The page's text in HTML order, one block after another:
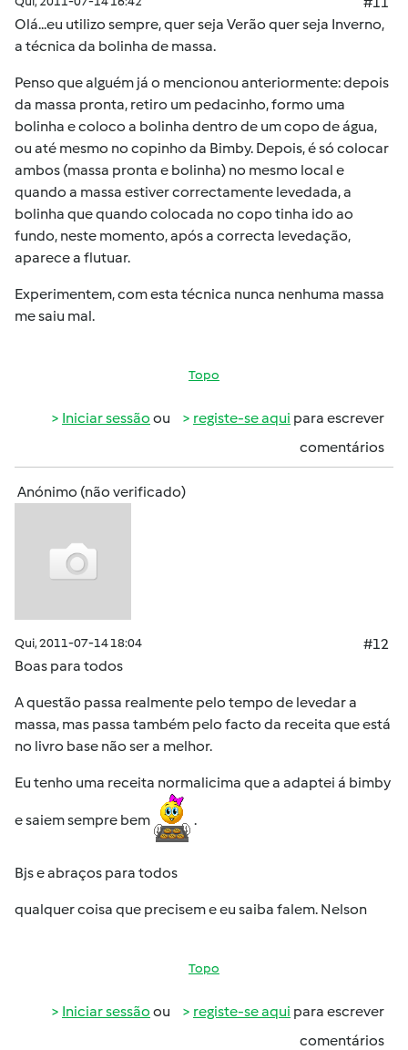
Olá...eu utilizo sempre, quer seja Verão quer seja Inverno,
a técnica da bolinha de massa.
Penso que alguém já o mencionou anteriormente: depois
da massa pronta, retiro um pedacinho, formo uma
bolinha e coloco a bolinha dentro de um copo de água,
ou até mesmo no copinho da Bimby. Depois, é só colocar
ambos (massa pronta e bolinha) no mesmo local e
quando a massa estiver correctamente levedada, a
bolinha que quando colocada no copo tinha ido ao
fundo, neste momento, após a correcta levedação,
aparece a flutuar.
Experimentem, com esta técnica nunca nenhuma massa
me saiu mal.
Topo
Iniciar sessão ou registe-se aqui para escrever
comentários
Anónimo (não verificado)
Qui, 2011-07-14 18:04
#12
Boas para todos
A questão passa realmente pelo tempo de levedar a
massa, mas passa também pelo facto da receita que está
no livro base não ser a melhor.
Eu tenho uma receita normalicima que a adaptei á bimby
e saiem sempre bem .
Bjs e abraços para todos
qualquer coisa que precisem e eu saiba falem. Nelson
Topo
Iniciar sessão ou registe-se aqui para escrever
comentários